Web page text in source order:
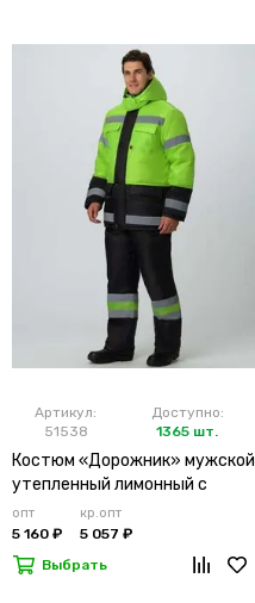
Артикул:
51538
Доступно:
1365 шт.
Костюм «Дорожник» мужской
утепленный лимонный с
брюками
опт
5 160 ₽
кр.опт
5 057 ₽
Выбрать